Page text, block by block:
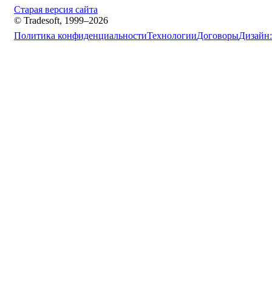
Старая версия сайта
© Tradesoft, 1999–2026
Политика конфиденциальностиТехнологииДоговорыДизайн: